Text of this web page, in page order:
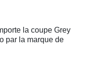
la coupe Grey
par la marque de